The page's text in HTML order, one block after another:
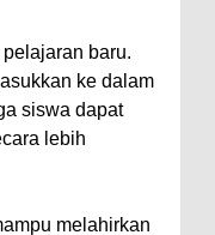
baru.
ke dalam
siswa dapat
lebih
melahirkan